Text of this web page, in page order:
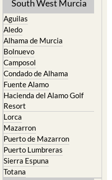
by AREA,
.....
South West Murcia
Aguilas
Aledo
Alhama de Murcia
Bolnuevo
Camposol
Condado de Alhama
Fuente Alamo
Hacienda del Alamo Golf
Resort